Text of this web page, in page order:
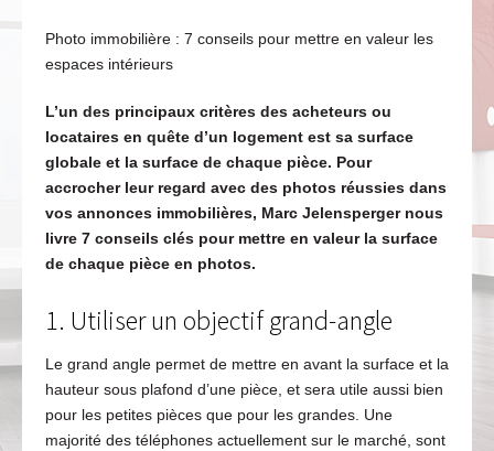
Photo immobilière : 7 conseils pour mettre en valeur les
espaces intérieurs
L’un des principaux critères des acheteurs ou
locataires en quête d’un logement est sa surface
globale et la surface de chaque pièce. Pour
accrocher leur regard avec des photos réussies dans
vos annonces immobilières, Marc Jelensperger nous
livre 7 conseils clés pour mettre en valeur la surface
de chaque pièce en photos.
1. Utiliser un objectif grand-angle
Le grand angle permet de mettre en avant la surface et la
hauteur sous plafond d’une pièce, et sera utile aussi bien
pour les petites pièces que pour les grandes. Une
majorité des téléphones actuellement sur le marché, sont